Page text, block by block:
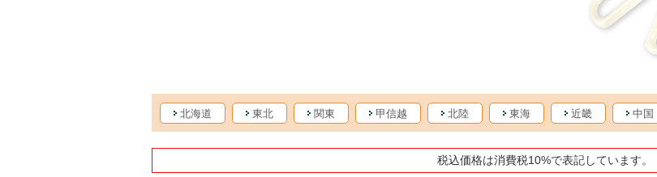
北海道 東北 関東 甲信越 北陸 東海 近畿 中国
税込価格は消費税10%で表記しています。